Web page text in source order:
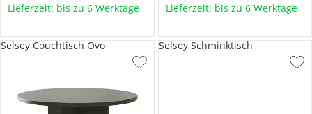
Lieferzeit: bis zu 6 Werktage Lieferzeit: bis zu 6 Werktage
Selsey Couchtisch Ovo Selsey Schminktisch